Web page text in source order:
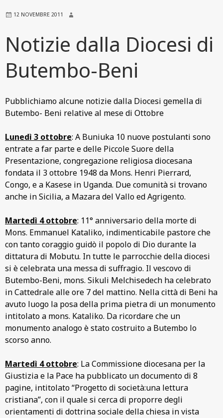
12 NOVEMBRE 2011
Notizie dalla Diocesi di
Butembo-Beni
Pubblichiamo alcune notizie dalla Diocesi gemella di
Butembo- Beni relative al mese di Ottobre
Lunedì 3 ottobre: A Buniuka 10 nuove postulanti sono
entrate a far parte e delle Piccole Suore della
Presentazione, congregazione religiosa diocesana
fondata il 3 ottobre 1948 da Mons. Henri Pierrard,
Congo, e a Kasese in Uganda. Due comunità si trovano
anche in Sicilia, a Mazara del Vallo ed Agrigento.
Martedì 4 ottobre: 11° anniversario della morte di
Mons. Emmanuel Kataliko, indimenticabile pastore che
con tanto coraggio guidò il popolo di Dio durante la
dittatura di Mobutu. In tutte le parrocchie della diocesi
si è celebrata una messa di suffragio. Il vescovo di
Butembo-Beni, mons. Sikuli Melchisedech ha celebrato
in Cattedrale alle ore 7 del mattino. Nella città di Beni ha
avuto luogo la posa della prima pietra di un monumento
intitolato a mons. Kataliko. Da ricordare che un
monumento analogo è stato costruito a Butembo lo
scorso anno.
Martedì 4 ottobre: La Commissione diocesana per la
Giustizia e la Pace ha pubblicato un documento di 8
pagine, intitolato “Progetto di società:una lettura
cristiana”, con il quale si cerca di proporre degli
orientamenti di dottrina sociale della chiesa in vista